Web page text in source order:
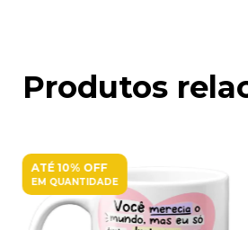
Produtos
ATÉ 10% OFF
EM QUANTIDADE